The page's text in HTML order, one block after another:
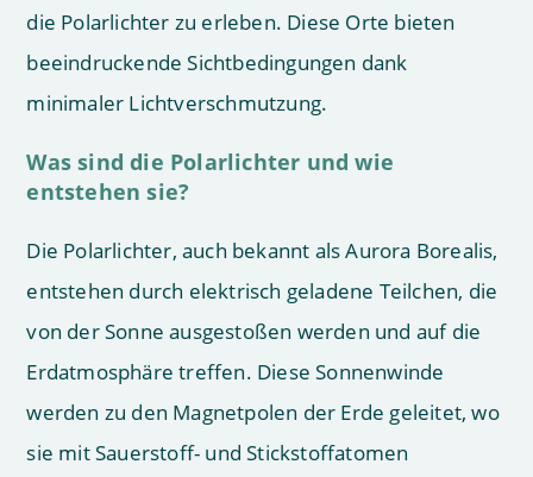
die Polarlichter zu erleben. Diese Orte bieten
beeindruckende Sichtbedingungen dank
minimaler Lichtverschmutzung.
Was sind die Polarlichter und wie
entstehen sie?
Die Polarlichter, auch bekannt als Aurora Borealis,
entstehen durch elektrisch geladene Teilchen, die
von der Sonne ausgestoßen werden und auf die
Erdatmosphäre treffen. Diese Sonnenwinde
werden zu den Magnetpolen der Erde geleitet, wo
sie mit Sauerstoff- und Stickstoffatomen